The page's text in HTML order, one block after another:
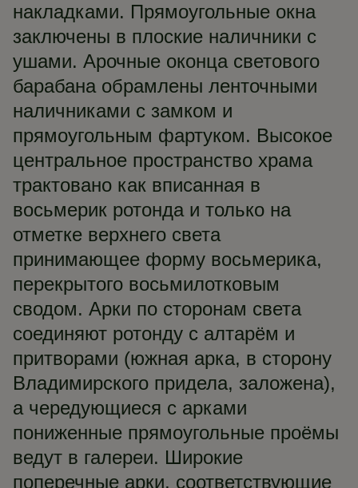
накладками. Прямоугольные окна
заключены в плоские наличники с
ушами. Арочные оконца светового
барабана обрамлены ленточными
наличниками с замком и
прямоугольным фартуком. Высокое
центральное пространство храма
трактовано как вписанная в
восьмерик ротонда и только на
отметке верхнего света
принимающее форму восьмерика,
перекрытого восьмилотковым
сводом. Арки по сторонам света
соединяют ротонду с алтарём и
притворами (южная арка, в сторону
Владимирского придела, заложена),
а чередующиеся с арками
пониженные прямоугольные проёмы
ведут в галереи. Широкие
поперечные арки, соответствующие